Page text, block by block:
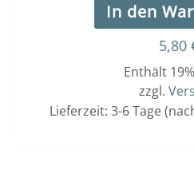
In den
5,80
Enthält
zzgl.
Lieferzeit: 3-6 Tage